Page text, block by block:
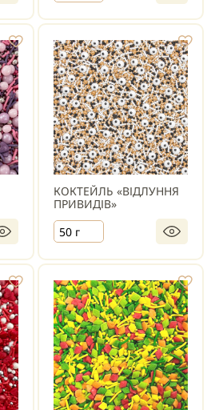
КОКТЕЙЛЬ «ВІДЛУННЯ
ПРИВИДІВ»
50 г